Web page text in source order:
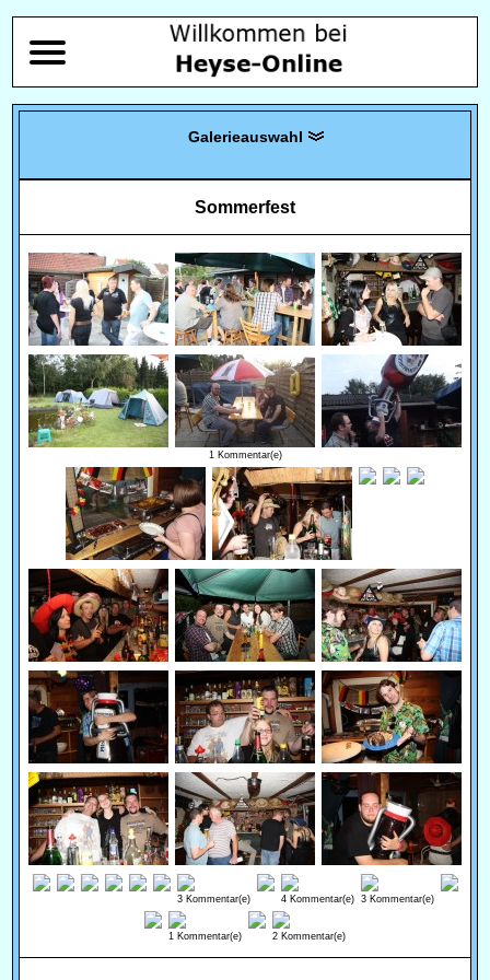
Sommerfest
1 Kommentar(e)
3 Kommentar(e) 4 Kommentar(e) 3 Kommentar(e)
1 Kommentar(e) 2 Kommentar(e)